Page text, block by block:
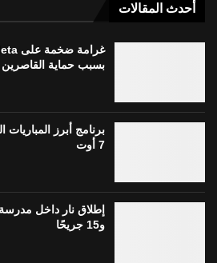
أحدث المقالات
بسبب حماية القاصرين
برنامج أبرز المباريات
7 أوت
و15 جريحًا